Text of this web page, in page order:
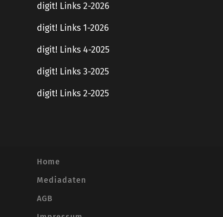
digit! Links 2-2026
digit! Links 1-2026
digit! Links 4-2025
digit! Links 3-2025
digit! Links 2-2025
Home
Mediadaten
AGB